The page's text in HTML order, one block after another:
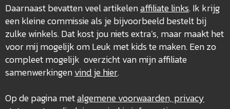
Daarnaast bevatten veel artikelenaffiliate links. Ik krijg
een kleine commissie als je bijvoorbeeld bestelt bij
zulke winkels. Dat kost jou niets extra’s, maar maakt het
voor mij mogelijk om Leuk met kids te maken. Een zo
compleet mogelijk overzicht van mijn affiliate
samenwerkingenvind je hier.
Op de pagina metalgemene voorwaarden, privacy